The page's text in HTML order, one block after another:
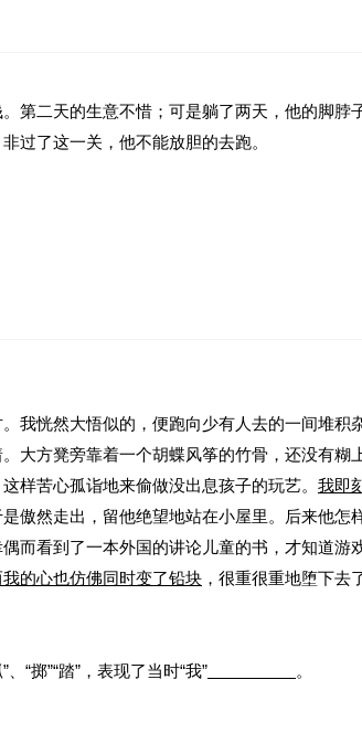
第二天的生意不惜；可是躺了两天，他的脚脖
过了这一关，他不能放胆的去跑。
我恍然大悟似的，便跑向少有人去的一间堆
大方凳旁靠着一个胡蝶风筝的竹骨，还没有
样苦心孤诣地来偷做没出息孩子的玩艺。 我即
傲然走出，留他绝望地站在小屋里。后来他怎
而看到了一本外国的讲论儿童的书，才知道游
我的心也仿佛同时变了铅块 ，很重很重地堕下去
“掷”“踏”，表现了当时“我”
。